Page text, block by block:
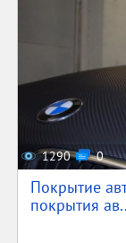
1290 0
Покрытие
покрытия